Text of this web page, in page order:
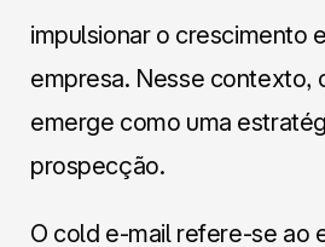
impulsionar o crescimento
empresa. Nesse contexto,
emerge como uma
prospecção.
O cold e-mail refere-se ao